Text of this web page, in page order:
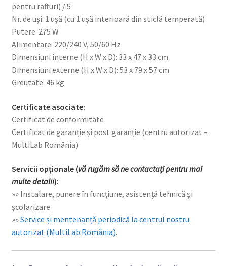
pentru rafturi) / 5
Nr. de uși: 1 ușă (cu 1 ușă interioară din sticlă temperată)
Putere: 275 W
Alimentare: 220/240 V, 50/60 Hz
Dimensiuni interne (H x W x D): 33 x 47 x 33 cm
Dimensiuni externe (H x W x D): 53 x 79 x 57 cm
Greutate: 46 kg
Certificate asociate:
Certificat de conformitate
Certificat de garanție și post garanție (centru autorizat –
MultiLab România)
Servicii opționale (vă rugăm să ne contactați pentru mai
multe detalii):
»» Instalare, punere în funcțiune, asistență tehnică și
școlarizare
»»Service și mentenanță periodică la centrul nostru
autorizat (MultiLab România).